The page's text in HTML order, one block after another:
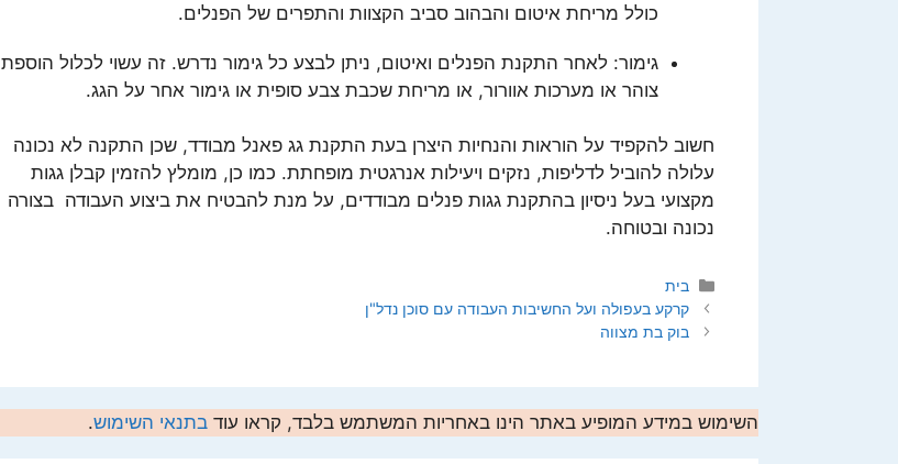
כולל מריחת איטום והבהוב סביב הקצוות והתפרים של הפנלים.
גימור: לאחר התקנת הפנלים ואיטום, ניתן לבצע כל גימור נדרש. זה עשוי לכלול הוספת
צוהר או מערכות אוורור, או מריחת שכבת צבע סופית או גימור אחר על הגג.
חשוב להקפיד על הוראות והנחיות היצרן בעת ​​התקנת גג פאנל מבודד, שכן התקנה לא נכונה
עלולה להוביל לדליפות, נזקים ויעילות אנרגטית מופחתת. כמו כן, מומלץ להזמין קבלן גגות
מקצועי בעל ניסיון בהתקנת גגות פנלים מבודדים, על מנת להבטיח את ביצוע העבודה בצורה
נכונה ובטוחה.
קטגוריות
בית
קרקע בעפולה ועל החשיבות העבודה עם סוכן נדל"ן
בוק בת מצווה
השימוש במידע המופיע באתר הינו באחריות המשתמש בלבד, קראו עוד בתנאי השימוש.